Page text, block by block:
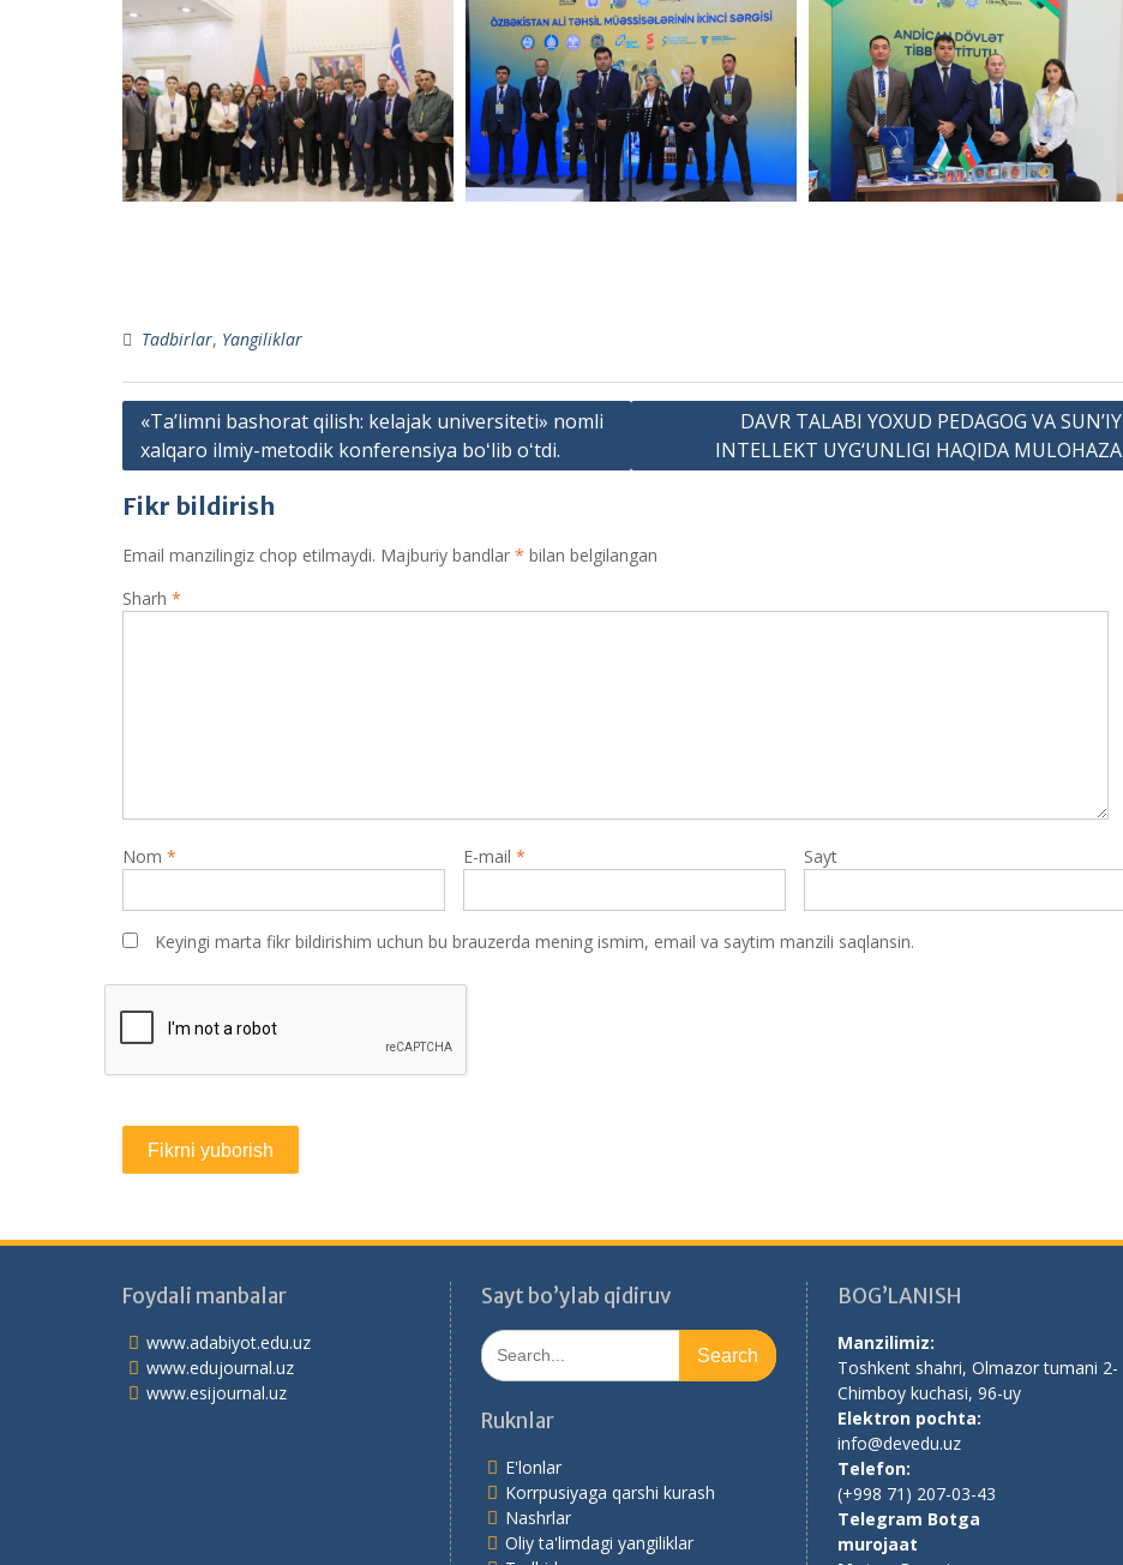
Tadbirlar, Yangiliklar
Post
menyusi
«Taʼlimni bashorat qilish: kelajak universiteti» nomli
xalqaro ilmiy-metodik konferensiya boʻlib oʻtdi.
DAVR TALABI YOXUD PEDAGOG VA SUN’IY
INTЕLLЕKT UYG‘UNLIGI HAQIDA MULOHAZA
Fikr bildirish
Email manzilingiz chop etilmaydi. Majburiy bandlar * bilan belgilangan
Sharh *
Nom * E-mail * Sayt
Keyingi marta fikr bildirishim uchun bu brauzerda mening ismim, email va saytim manzili saqlansin.
Foydali manbalar
www.adabiyot.edu.uz
www.edujournal.uz
www.esijournal.uz
Sayt bo’ylab qidiruv
Search
for:
Ruknlar
E'lonlar
Korrpusiyaga qarshi kurash
Nashrlar
Oliy ta'limdagi yangiliklar
BOG’LANISH
Manzilimiz:
Toshkent shahri, Olmazor tumani 2-
Chimboy kuchasi, 96-uy
Elektron pochta:
info@devedu.uz
Telefon:
(+998 71) 207-03-43
Telegram Botga
murojaat